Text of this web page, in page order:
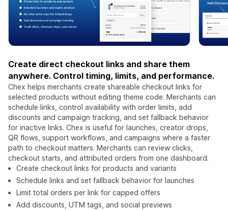
Create direct checkout links and share them
anywhere. Control timing, limits, and performance.
Chex helps merchants create shareable checkout links for
selected products without editing theme code. Merchants can
schedule links, control availability with order limits, add
discounts and campaign tracking, and set fallback behavior
for inactive links. Chex is useful for launches, creator drops,
QR flows, support workflows, and campaigns where a faster
path to checkout matters. Merchants can review clicks,
checkout starts, and attributed orders from one dashboard.
Create checkout links for products and variants
Schedule links and set fallback behavior for launches
Limit total orders per link for capped offers
Add discounts, UTM tags, and social previews